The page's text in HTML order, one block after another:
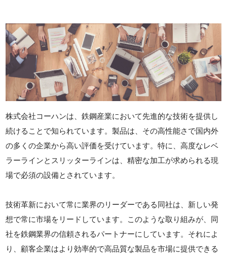
株式会社コーハンは、鉄鋼産業において先進的な技術を提供し
続けることで知られています。製品は、その高性能さで国内外
の多くの企業から高い評価を受けています。特に、高度なレベ
ラーラインとスリッターラインは、精密な加工が求められる現
場で必須の設備とされています。
技術革新において常に業界のリーダーである同社は、新しい発
想で常に市場をリードしています。このような取り組みが、同
社を鉄鋼業界の信頼されるパートナーにしています。それによ
り、顧客企業はより効率的で高品質な製品を市場に提供できる